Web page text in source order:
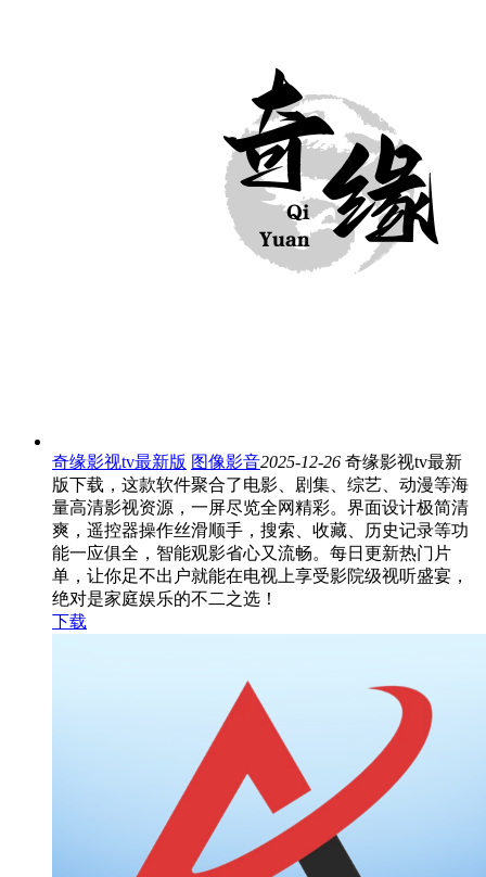
奇缘影视tv最新版 图像影音2025-12-26 奇缘影视tv最新
版下载，这款软件聚合了电影、剧集、综艺、动漫等海
量高清影视资源，一屏尽览全网精彩。界面设计极简清
爽，遥控器操作丝滑顺手，搜索、收藏、历史记录等功
能一应俱全，智能观影省心又流畅。每日更新热门片
单，让你足不出户就能在电视上享受影院级视听盛宴，
绝对是家庭娱乐的不二之选！
下载